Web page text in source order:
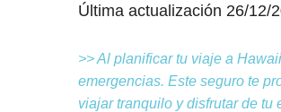
Última actualización 26/12/
>> Al planificar tu viaje a
emergencias. Este seguro te
viajar tranquilo y disfrutar de tu